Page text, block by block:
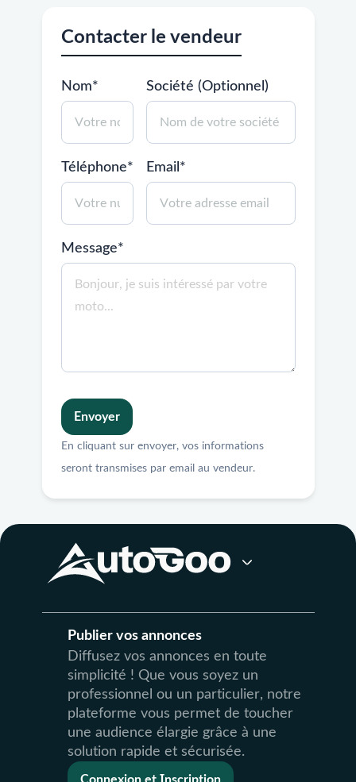
Contacter le vendeur
Nom* Société (Optionnel)
Téléphone* Email*
Message*
Envoyer
En cliquant sur envoyer, vos informations
seront transmises par email au vendeur.
Publier vos annonces
Diffusez vos annonces en toute
simplicité ! Que vous soyez un
professionnel ou un particulier, notre
plateforme vous permet de toucher
une audience élargie grâce à une
solution rapide et sécurisée.